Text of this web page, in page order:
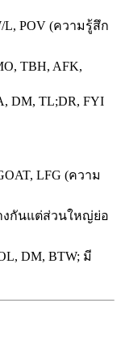
L, POV (ความรู้สึก
TBH, AFK,
DM, TL;DR, FYI
LFG (ความ
งกันแต่ส่วนใหญ่ย่อ
DM, BTW; มี